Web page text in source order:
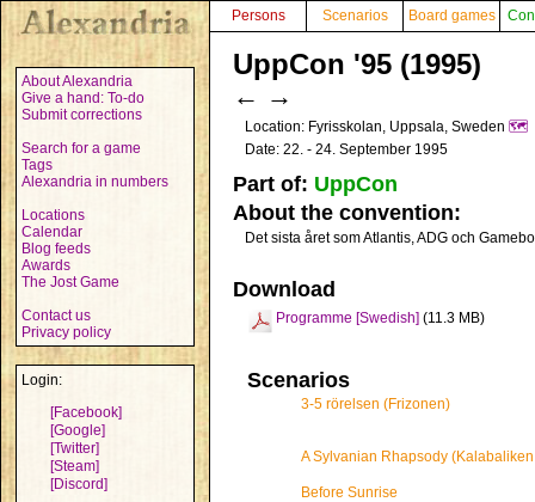
About Alexandria
Give a hand: To-do
Submit corrections
Search for a game
Tags
Alexandria in numbers
Locations
Calendar
Blog feeds
Awards
The Jost Game
Contact us
Privacy policy
Login:
[Facebook]
[Google]
[Twitter]
[Steam]
[Discord]
Persons Scenarios Board games
UppCon '95 (1995)
← →
Location: Fyrisskolan, Uppsala, Sweden 🗺️
Date: 22. - 24. September 1995
Part of: UppCon
About the convention:
Det sista året som Atlantis, ADG och
Download
Programme [Swedish] (11.3 MB)
Scenarios
3-5 rörelsen (Frizonen)
A Sylvanian Rhapsody
Before Sunrise